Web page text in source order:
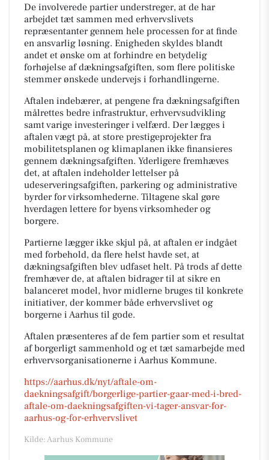
De involverede partier understreger, at de har
arbejdet tæt sammen med erhvervslivets
repræsentanter gennem hele processen for at finde
en ansvarlig løsning. Enigheden skyldes blandt
andet et ønske om at forhindre en betydelig
forhøjelse af dækningsafgiften, som flere politiske
stemmer ønskede undervejs i forhandlingerne.
Aftalen indebærer, at pengene fra dækningsafgiften
målrettes bedre infrastruktur, erhvervsudvikling
samt varige investeringer i velfærd. Der lægges i
aftalen vægt på, at store prestigeprojekter fra
mobilitetsplanen og klimaplanen ikke finansieres
gennem dækningsafgiften. Yderligere fremhæves
det, at aftalen indeholder lettelser på
udeserveringsafgiften, parkering og administrative
byrder for virksomhederne. Tiltagene skal gøre
hverdagen lettere for byens virksomheder og
borgere.
Partierne lægger ikke skjul på, at aftalen er indgået
med forbehold, da flere helst havde set, at
dækningsafgiften blev udfaset helt. På trods af dette
fremhæver de, at aftalen bidrager til at sikre en
balanceret model, hvor midlerne bruges til konkrete
initiativer, der kommer både erhvervslivet og
borgerne i Aarhus til gode.
Aftalen præsenteres af de fem partier som et resultat
af borgerligt sammenhold og et tæt samarbejde med
erhvervsorganisationerne i Aarhus Kommune.
https://aarhus.dk/nyt/aftale-om-
daekningsafgift/borgerlige-partier-gaar-med-i-bred-
aftale-om-daekningsafgiften-vi-tager-ansvar-for-
aarhus-og-for-erhvervslivet
Kilde: Aarhus Kommune